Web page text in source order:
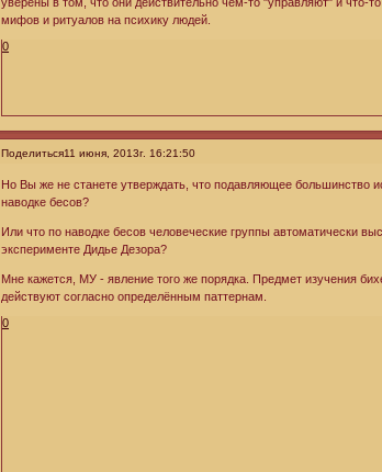
мифов и ритуалов на психику людей.
0
Поделиться11 июня, 2013г. 16:21:50
Но Вы же не станете утверждать, что подавляющее
наводке бесов?
Или что по наводке бесов человеческие группы автоматически
эксперименте Дидье Дезора?
Мне кажется, МУ - явление того же порядка. Предмет изучения
действуют согласно определённым паттернам.
0